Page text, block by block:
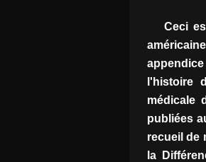
Ceci
l'histoire
médicale
publiées
recueil de
la